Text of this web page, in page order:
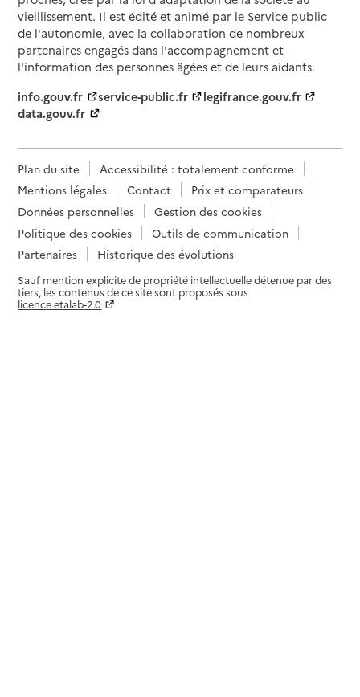
vieillissement. Il est édité et animé par le Service public
de l'autonomie, avec la collaboration de nombreux
partenaires engagés dans l'accompagnement et
l'information des personnes âgées et de leurs aidants.
info.gouv.fr
service-public.fr
legifrance.gouv.fr
data.gouv.fr
Plan du site
Accessibilité : totalement conforme
Mentions légales
Contact
Prix et comparateurs
Données personnelles
Gestion des cookies
Politique des cookies
Outils de communication
Partenaires
Historique des évolutions
Sauf mention explicite de propriété intellectuelle détenue par des
tiers, les contenus de ce site sont proposés sous
licence etalab-2.0